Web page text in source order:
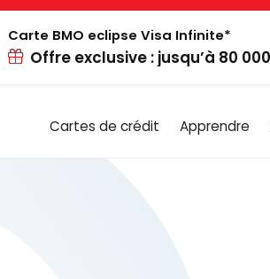
Carte BMO eclipse Visa Infinite*
Offre exclusive : jusqu’à 80
Cartes de crédit Apprendre